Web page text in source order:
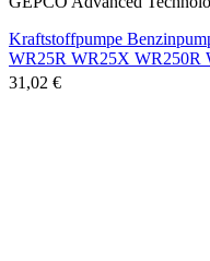
Kraftstoffpumpe
WR25R WR25X WR250R
31,02 €